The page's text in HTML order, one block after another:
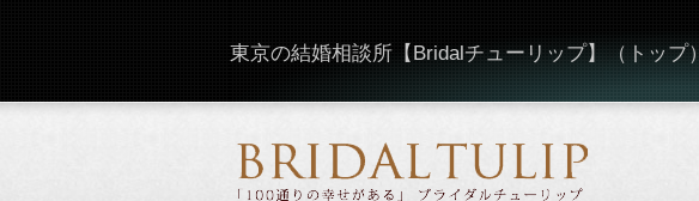
東京の結婚相談所【Bridalチューリップ】（トップ）